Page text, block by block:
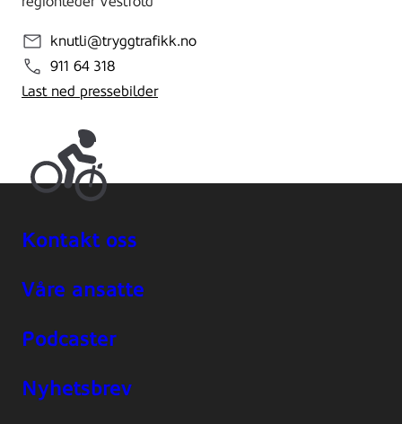
knutli@tryggtrafikk.no
911 64 318
Last ned pressebilder
Kontakt oss
Våre ansatte
Podcaster
Nyhetsbrev